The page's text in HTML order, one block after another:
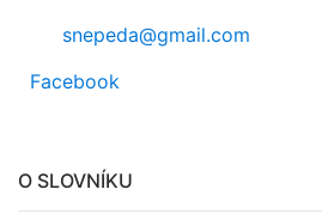
snepeda@gmail.com
Facebook
O SLOVNÍKU